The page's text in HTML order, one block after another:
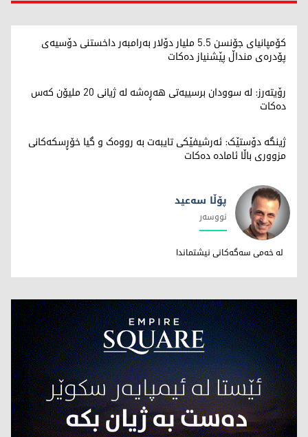
کۆمپانیای جۆنسن 5.5 ملیار دۆلار بەرامبەر داخستنی دۆسیەی
پۆدرەی منداڵ پێشنیاز دەکات
رۆیتەرز: لە سوودان برسییەتی هەڕەشە لە ژیانی 20 ملیۆن کەس
دەکات
ژینگە دۆستێک: ئەرشیفێکی تایبەت بە رووەک و گیا خۆڕسکەکانی
مزووری باڵا ئامادە دەکات
پۆڵا سه‌عید
پۆڵا سه‌عید
نووسەر
له خه‌می سه‌گه‌کانی نیشتماندا